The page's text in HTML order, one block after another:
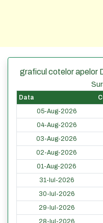
graficul cotelor apelor
Data
05-Aug-2026
04-Aug-2026
03-Aug-2026
02-Aug-2026
01-Aug-2026
31-Iul-2026
30-Iul-2026
29-Iul-2026
28-Iul-2026